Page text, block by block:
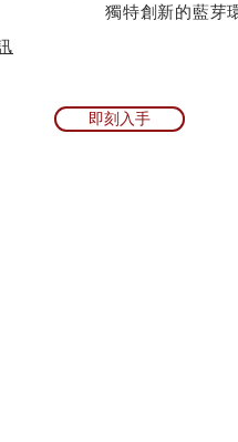
獨特創新的藍芽
即刻入手